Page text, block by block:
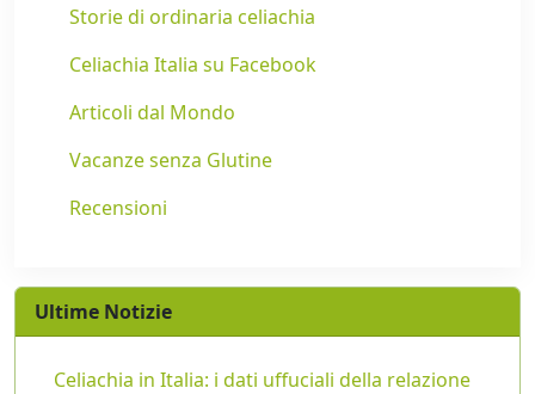
Storie di ordinaria celiachia
Celiachia Italia su Facebook
Articoli dal Mondo
Vacanze senza Glutine
Recensioni
Ultime Notizie
Celiachia in Italia: i dati uffuciali della relazione